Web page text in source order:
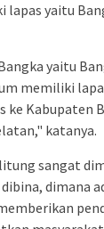
yaitu
yaitu
memiliki
ke Kabupaten
katanya.
sangat
dimana